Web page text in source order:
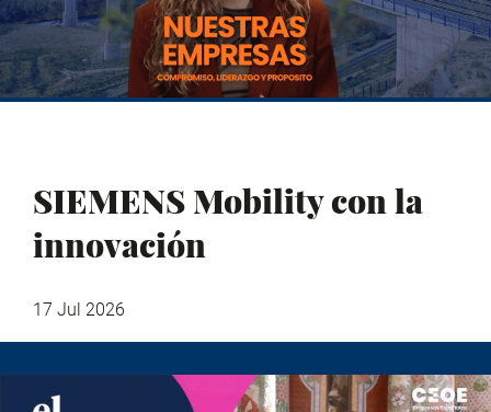
SIEMENS Mobility con la
innovación
17 Jul 2026